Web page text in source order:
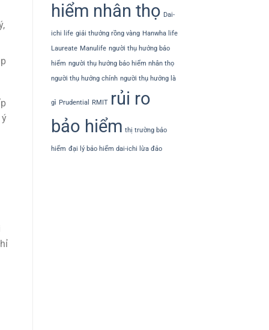
hiểm nhân thọ Dai-
ichi life giải thưởng rồng vàng Hanwha life
Laureate Manulife người thụ hưởng bảo
hiểm người thụ hưởng bảo hiểm nhân thọ
người thụ hưởng chính người thụ hưởng là
gì Prudential RMIT rủi ro
bảo hiểm thị trường bảo
hiểm đại lý bảo hiểm dai-ichi lừa đảo